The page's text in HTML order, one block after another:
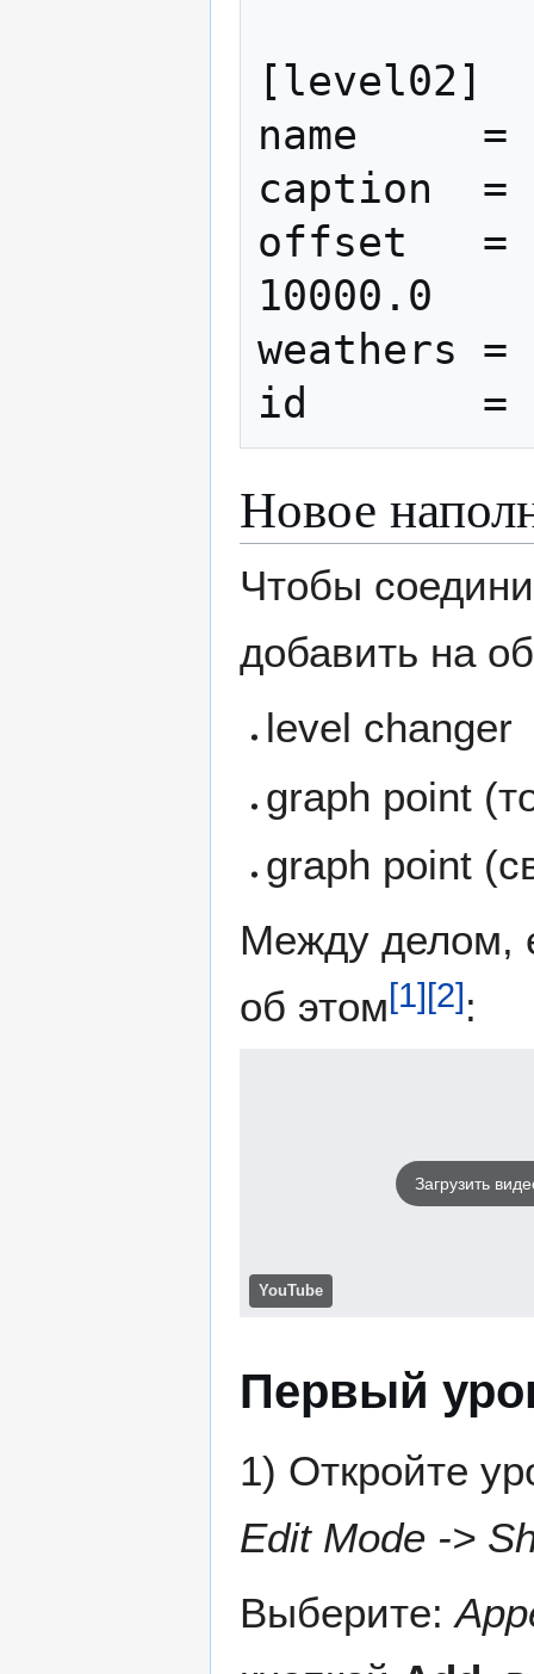
[level02]
name
caption
offset   =
10000.0
weathers
id       =
Новое
Чтобы
добавить на
level changer
graph point
graph point
Между делом,
об этом[1][2]:
Загрузить
YouTube
Первый
1) Откройте
Edit Mode ->
Выберите: